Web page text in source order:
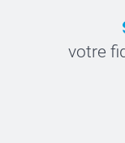
Avant la
tampon pour
test sur un
Appliquez le
Patientez 8
votre